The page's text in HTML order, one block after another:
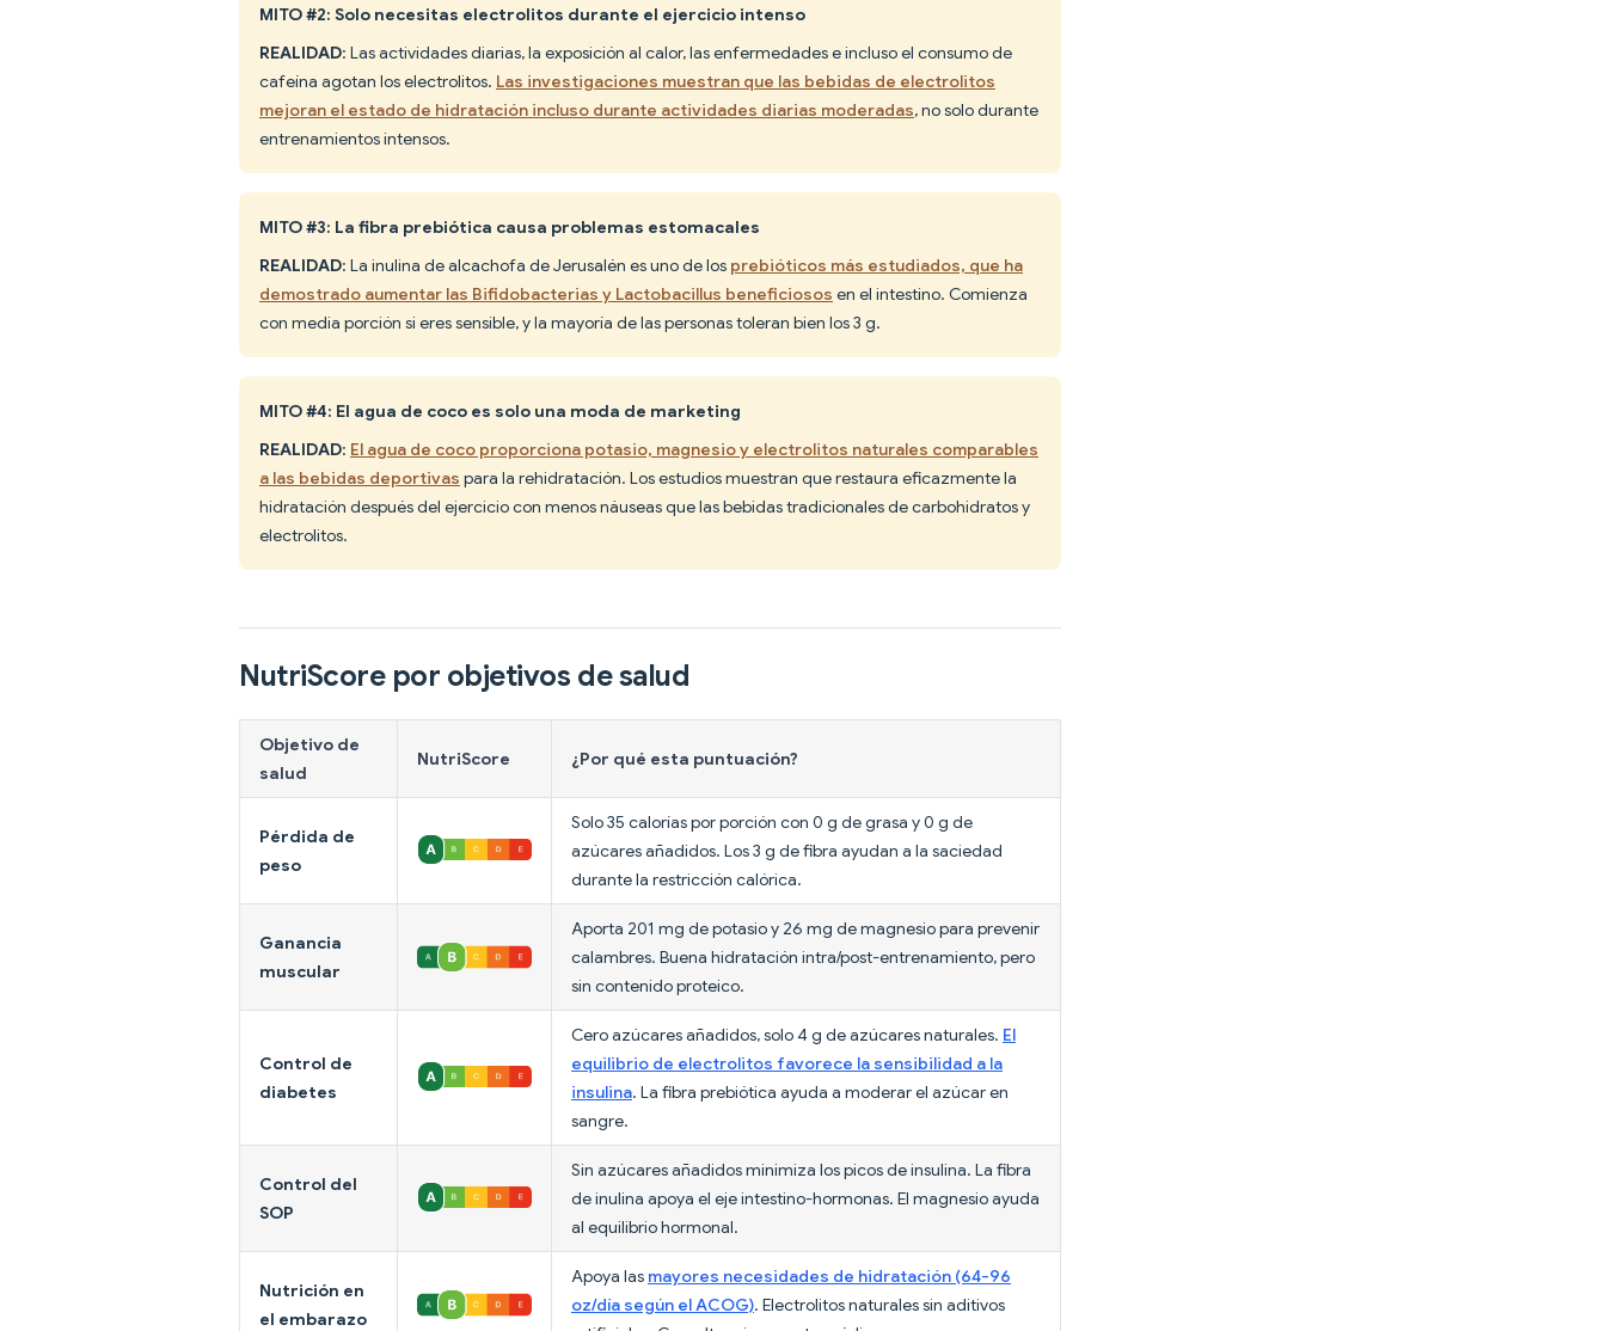
MITO #2: Solo necesitas electrolitos durante el ejercicio intenso
REALIDAD: Las actividades diarias, la exposición al calor, las enfermedades e incluso el consumo de
cafeína agotan los electrolitos. Las investigaciones muestran que las bebidas de electrolitos
mejoran el estado de hidratación incluso durante actividades diarias moderadas, no solo durante
entrenamientos intensos.
MITO #3: La fibra prebiótica causa problemas estomacales
REALIDAD: La inulina de alcachofa de Jerusalén es uno de los prebióticos más estudiados, que ha
demostrado aumentar las Bifidobacterias y Lactobacillus beneficiosos en el intestino. Comienza
con media porción si eres sensible, y la mayoría de las personas toleran bien los 3 g.
MITO #4: El agua de coco es solo una moda de marketing
REALIDAD: El agua de coco proporciona potasio, magnesio y electrolitos naturales comparables
a las bebidas deportivas para la rehidratación. Los estudios muestran que restaura eficazmente la
hidratación después del ejercicio con menos náuseas que las bebidas tradicionales de carbohidratos y
electrolitos.
NutriScore por objetivos de salud
Objetivo de
salud
NutriScore ¿Por qué esta puntuación?
Pérdida de
peso
Solo 35 calorías por porción con 0 g de grasa y 0 g de
azúcares añadidos. Los 3 g de fibra ayudan a la saciedad
durante la restricción calórica.
Ganancia
muscular
Aporta 201 mg de potasio y 26 mg de magnesio para prevenir
calambres. Buena hidratación intra/post-entrenamiento, pero
sin contenido proteico.
Control de
diabetes
Cero azúcares añadidos, solo 4 g de azúcares naturales. El
equilibrio de electrolitos favorece la sensibilidad a la
insulina. La fibra prebiótica ayuda a moderar el azúcar en
sangre.
Control del
SOP
Sin azúcares añadidos minimiza los picos de insulina. La fibra
de inulina apoya el eje intestino-hormonas. El magnesio ayuda
al equilibrio hormonal.
Nutrición en
el embarazo
Apoya las mayores necesidades de hidratación (64-96
oz/día según el ACOG). Electrolitos naturales sin aditivos